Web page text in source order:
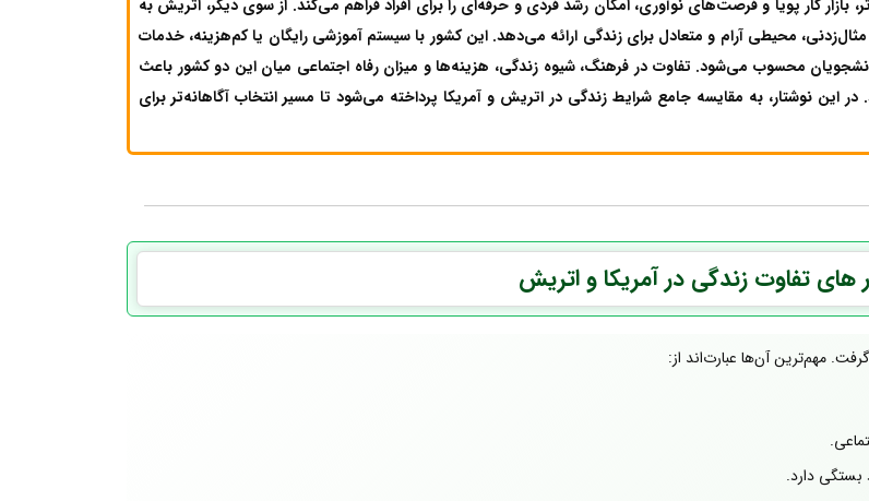
بازار کار پویا و فرصت‌های نوآوری، امکان رشد فردی و حرفه‌ای را برای افراد فراهم می‌کند. از سوی دیگر، اتریش به
محیطی آرام و متعادل برای زندگی ارائه می‌دهد. این کشور با سیستم آموزشی رایگان یا کم‌هزینه، خدمات
محسوب می‌شود. تفاوت در فرهنگ، شیوه زندگی، هزینه‌ها و میزان رفاه اجتماعی میان این دو کشور باعث
نوشتار، به مقایسه جامع شرایط زندگی در اتریش و آمریکا پرداخته می‌شود تا مسیر انتخاب آگاهانه‌تر برای
های تفاوت زندگی در آمریکا و اتریش
مهم‌ترین آن‌ها عبارت‌اند از:
بستگی دارد.